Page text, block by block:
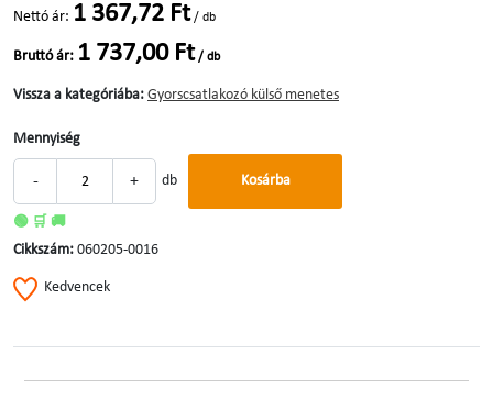
Nettó ár: 1 367,72 Ft / db
Bruttó ár: 1 737,00 Ft / db
Vissza a kategóriába: Gyorscsatlakozó külső menetes
Mennyiség
- + db Kosárba
🟢 🛒 🚚
Cikkszám: 060205-0016
Kedvencek